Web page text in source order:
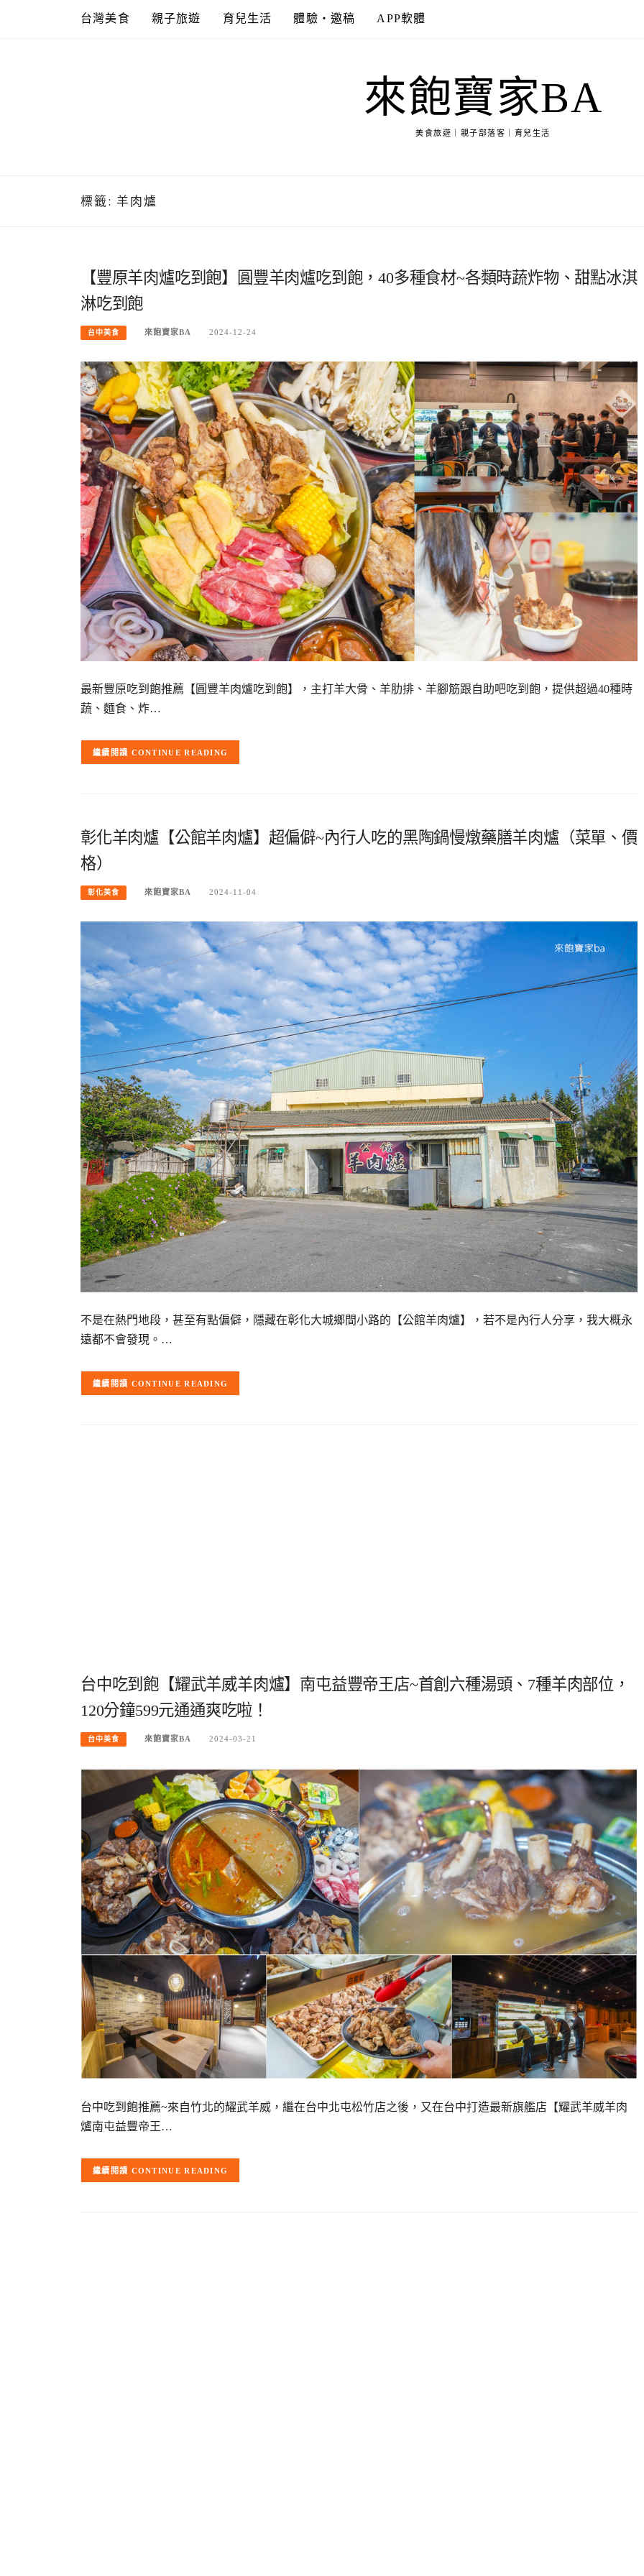
台灣美食 親子旅遊 育兒生活 體驗‧邀稿 APP軟體
來飽寶家BA
美食旅遊｜親子部落客｜育兒生活
標籤: 羊肉爐
【豐原羊肉爐吃到飽】圓豐羊肉爐吃到飽，40多種食材~各類時蔬炸物、甜點冰淇
淋吃到飽
台中美食 來飽寶家BA 2024-12-24
最新豐原吃到飽推薦【圓豐羊肉爐吃到飽】，主打羊大骨、羊肋排、羊腳筋跟自助吧吃到飽，提供超過40種時
蔬、麵食、炸…
CONTINUE READING
彰化羊肉爐【公館羊肉爐】超偏僻~內行人吃的黑陶鍋慢燉藥膳羊肉爐（菜單、價
格）
彰化美食 來飽寶家BA 2024-11-04
不是在熱門地段，甚至有點偏僻，隱藏在彰化大城鄉間小路的【公館羊肉爐】，若不是內行人分享，我大概永
遠都不會發現。…
CONTINUE READING
台中吃到飽【耀武羊威羊肉爐】南屯益豐帝王店~首創六種湯頭、7種羊肉部位，
120分鐘599元通通爽吃啦！
台中美食 來飽寶家BA 2024-03-21
台中吃到飽推薦~來自竹北的耀武羊威，繼在台中北屯松竹店之後，又在台中打造最新旗艦店【耀武羊威羊肉
爐南屯益豐帝王…
CONTINUE READING